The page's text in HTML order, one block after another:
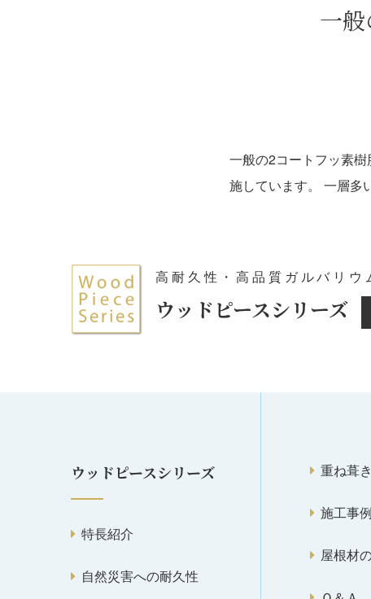
一
一般の2コートフッ素
施しています。 一層多
高耐久性・高品質ガルバリ
ウッドピースシリーズ
ウッドピースシリーズ
特長紹介
自然災害への耐久性
重ね葺
施工事例
屋根材